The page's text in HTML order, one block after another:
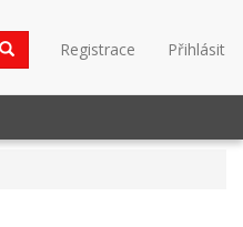
Registrace Přihlásit